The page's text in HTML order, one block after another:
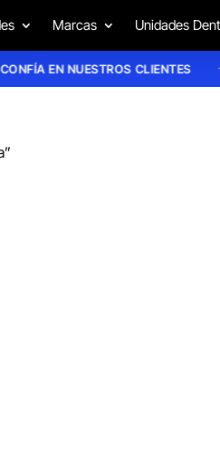
Marcas Unidades
EN NUESTROS CLIENTES